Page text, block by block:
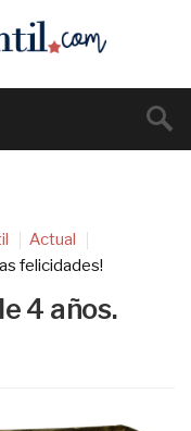
Actual
felicidades!
4 años.